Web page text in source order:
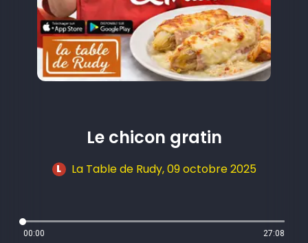
Le chicon gratin
L La Table de Rudy, 09 octobre 2025
00:00 27:08